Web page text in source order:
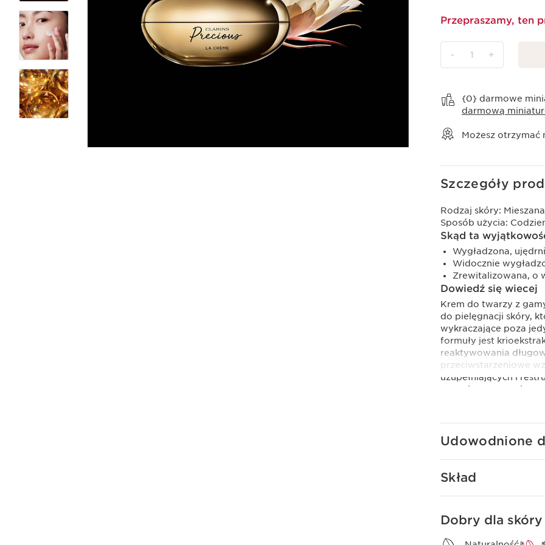
Przepraszamy, ten
- 1 +
{0} darmowe
darmową
Możesz otrzymać
Szczegóły
Rodzaj skóry:
Sposób użycia:
Skąd ta
Wygładzona,
Widocznie
Zrewitalizowana, o
Dowiedź się wiecej
Krem do twarzy z
do pielęgnacji skóry,
wykraczające poza
formuły jest
reaktywowania
przeciwstarzeniowe
uzupełniających i
czasu i przywracają
Formuła kremu
ekstraktami z
kamelii i organicznych
Wreszcie pochodna
cerze blask.
Innowacja
Laboratoria Clarins
Królowa Nocy. Dzięki
Udowodnione
Skład
Dobry dla